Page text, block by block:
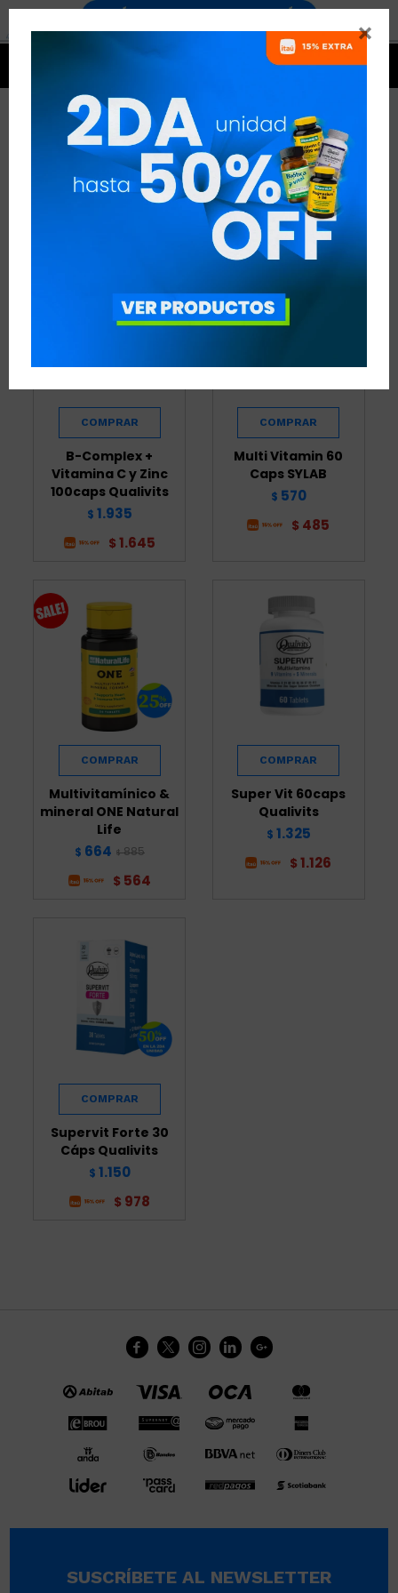

MULTIVITAMÍNICOS
RECOMENDADOS
B-Complex +
Vitamina C y Zinc
100caps Qualivits
$ 1.935
$ 1.645
Multi Vitamin 60
Caps SYLAB
$ 570
$ 485
Multivitamínico &
mineral ONE Natural
Life
$ 664 $ 885
$ 564
Super Vit 60caps
Qualivits
$ 1.325
$ 1.126
Supervit Forte 30
Cáps Qualivits
$ 1.150
$ 978
    
SUSCRÍBETE AL NEWSLETTER